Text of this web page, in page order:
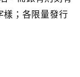
樣；各限量發行